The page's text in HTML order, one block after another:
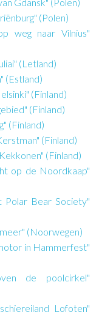
(Polen)
weg naar Vilnius"
(Letland)
(Estland)
(Finland)
(Finland)
(Finland)
(Finland)
(Finland)
op de Noordkaap"
Polar Bear Society"
(Noorwegen)
in Hammerfest"
de poolcirkel"
Lofoten"